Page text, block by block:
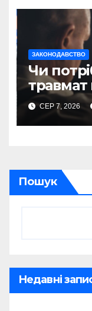
ЗАКОНОДАВСТВО
Чи
травмат
2026
СЕР 7, 2026
Пошук
Недавні